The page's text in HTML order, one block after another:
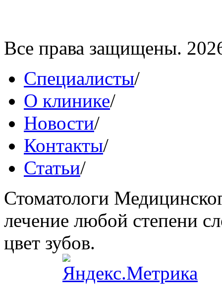
Все права защищены.
Специалисты/
О клинике/
Новости/
Контакты/
Статьи/
Стоматологи
лечение любой степени
цвет зубов.